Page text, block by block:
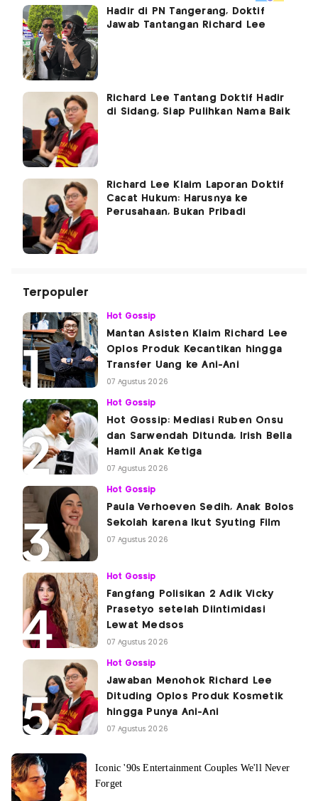
Hadir di PN Tangerang, Doktif
Jawab Tantangan Richard Lee
Richard Lee Tantang Doktif Hadir
di Sidang, Siap Pulihkan Nama Baik
Richard Lee Klaim Laporan Doktif
Cacat Hukum: Harusnya ke
Perusahaan, Bukan Pribadi
Terpopuler
Hot Gossip
Mantan Asisten Klaim Richard Lee
Oplos Produk Kecantikan hingga
Transfer Uang ke Ani-Ani
07 Agustus 2026
Hot Gossip
Hot Gossip: Mediasi Ruben Onsu
dan Sarwendah Ditunda, Irish Bella
Hamil Anak Ketiga
07 Agustus 2026
Hot Gossip
Paula Verhoeven Sedih, Anak Bolos
Sekolah karena Ikut Syuting Film
07 Agustus 2026
Hot Gossip
Fangfang Polisikan 2 Adik Vicky
Prasetyo setelah Diintimidasi
Lewat Medsos
07 Agustus 2026
Hot Gossip
Jawaban Menohok Richard Lee
Dituding Oplos Produk Kosmetik
hingga Punya Ani-Ani
07 Agustus 2026